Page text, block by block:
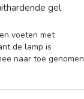
gel
voeten met
de lamp is
naar toe genomen